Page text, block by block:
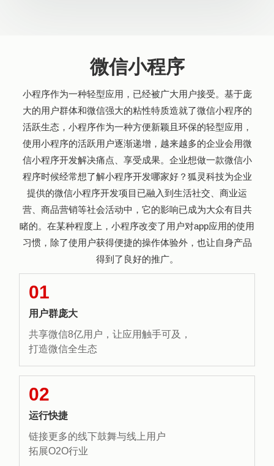
微信小程序
小程序作为一种轻型应用，已经被广大用户接受。基于庞
大的用户群体和微信强大的粘性特质造就了微信小程序的
活跃生态，小程序作为一种方便新颖且环保的轻型应用，
使用小程序的活跃用户逐渐递增，越来越多的企业会用微
信小程序开发解决痛点、享受成果。企业想做一款微信小
程序时候经常想了解小程序开发哪家好？狐灵科技为企业
提供的微信小程序开发项目已融入到生活社交、商业运
营、商品营销等社会活动中，它的影响已成为大众有目共
睹的。在某种程度上，小程序改变了用户对app应用的使用
习惯，除了使用户获得便捷的操作体验外，也让自身产品
得到了良好的推广。
01
用户群庞大
共享微信8亿用户，让应用触手可及，
打造微信全生态
02
运行快捷
链接更多的线下鼓舞与线上用户
拓展O2O行业